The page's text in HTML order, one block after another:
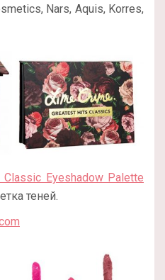
Nars, Aquis, Korres,
Eyeshadow Palette
теней.